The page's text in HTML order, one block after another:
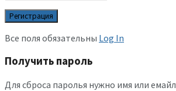
Все поля обязательны Log In
Получить пароль
Для сброса паролья нужно имя или емайл